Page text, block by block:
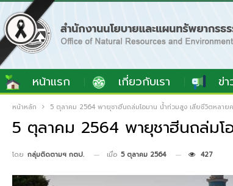
หน้าแรก เกี่ยวกับเรา ข่
หน้าหลัก 5 ตุลาคม 2564 พายุชาฮีนถล่มโอมาน น้ำท่วมสูง เสียชีวิตหลาย
5 ตุลาคม 2564 พายุชาฮีนถล่ม
โดย กลุ่มติดตามฯ กตป. เมื่อ 5 ตุลาคม 2564 427